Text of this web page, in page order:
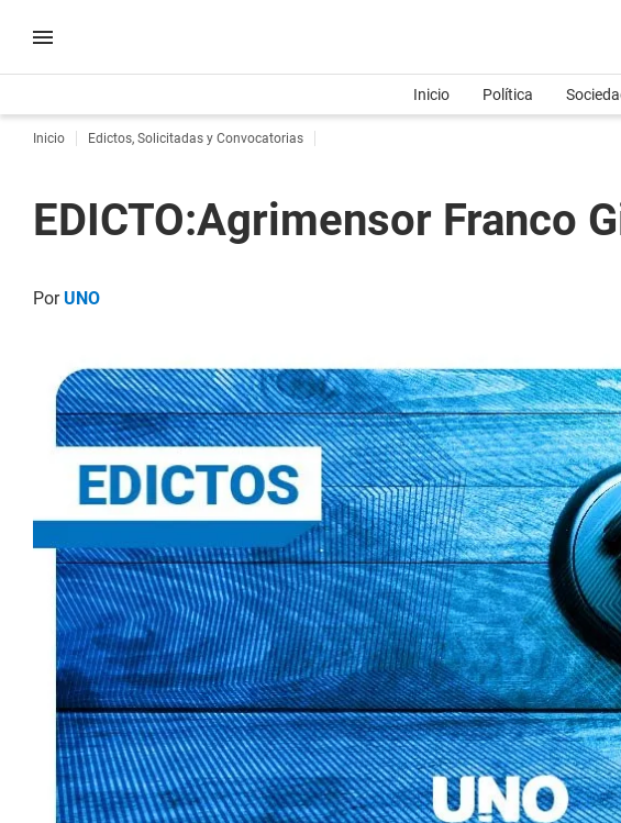
Inicio Política
Inicio Edictos, Solicitadas y Convocatorias
EDICTO:Agrimensor Franco
PorUNO